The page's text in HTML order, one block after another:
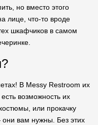
но вместо этого
лице, что-то вроде
шкафчиков в самом
В Messy Restroom их
возможность их
или прокачку
вам нужны. Без этих